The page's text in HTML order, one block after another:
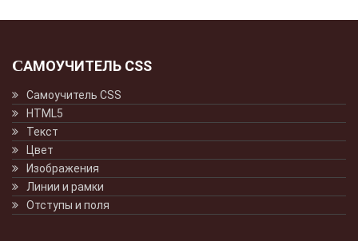
САМОУЧИТЕЛЬ CSS
Самоучитель CSS
HTML5
Текст
Цвет
Изображения
Линии и рамки
Отступы и поля